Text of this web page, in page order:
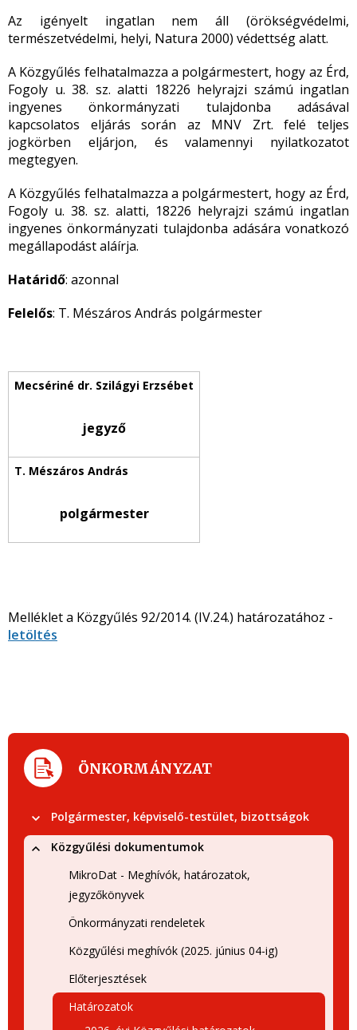
Az igényelt ingatlan nem áll (örökségvédelmi,
természetvédelmi, helyi, Natura 2000) védettség alatt.
A Közgyűlés felhatalmazza a polgármestert, hogy az Érd,
Fogoly u. 38. sz. alatti 18226 helyrajzi számú ingatlan
ingyenes önkormányzati tulajdonba adásával
kapcsolatos eljárás során az MNV Zrt. felé teljes
jogkörben eljárjon, és valamennyi nyilatkozatot
megtegyen.
A Közgyűlés felhatalmazza a polgármestert, hogy az Érd,
Fogoly u. 38. sz. alatti, 18226 helyrajzi számú ingatlan
ingyenes önkormányzati tulajdonba adására vonatkozó
megállapodást aláírja.
Határidő: azonnal
Felelős: T. Mészáros András polgármester
jegyző
polgármester
Melléklet a Közgyűlés 92/2014. (IV.24.) határozatához -
letöltés
ÖNKORMÁNYZAT
Polgármester, képviselő-testület, bizottságok
Közgyűlési dokumentumok
MikroDat - Meghívók, határozatok,
jegyzőkönyvek
Önkormányzati rendeletek
Közgyűlési meghívók (2025. június 04-ig)
Előterjesztések
Határozatok